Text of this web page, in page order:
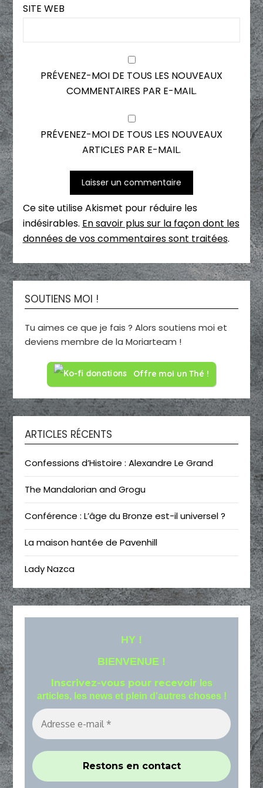
SITE WEB
PRÉVENEZ-MOI DE TOUS LES NOUVEAUX
COMMENTAIRES PAR E-MAIL.
PRÉVENEZ-MOI DE TOUS LES NOUVEAUX
ARTICLES PAR E-MAIL.
Ce site utilise Akismet pour réduire les
indésirables. En savoir plus sur la façon dont les
données de vos commentaires sont traitées.
SOUTIENS MOI !
Tu aimes ce que je fais ? Alors soutiens moi et
deviens membre de la Moriarteam !
Offre moi un Thé !
ARTICLES RÉCENTS
Confessions d’Histoire : Alexandre Le Grand
The Mandalorian and Grogu
Conférence : L’âge du Bronze est-il universel ?
La maison hantée de Pavenhill
Lady Nazca
HY !
BIENVENUE !
Inscrivez-vous pour recevoir les
articles, les news et plein d'autres choses !